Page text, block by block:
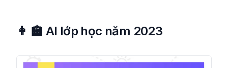
👩 🏫 AI lớp học năm 2023